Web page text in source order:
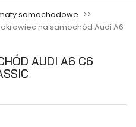
samochodowe
na samochód Audi A6
AUDI A6 C6